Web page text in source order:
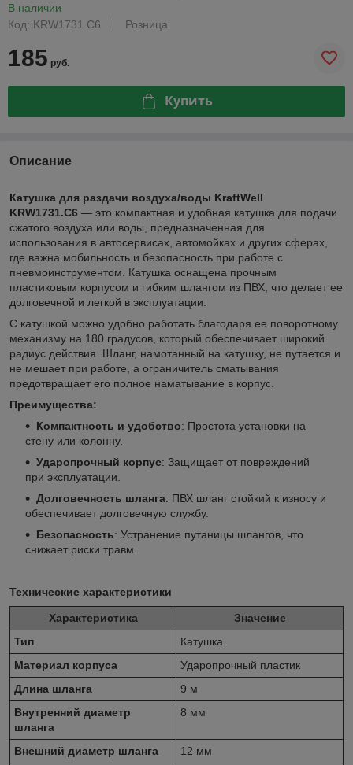
В наличии
Код: KRW1731.C6
Розница
185 руб.
Купить
Описание
Катушка для раздачи воздуха/воды KraftWell
KRW1731.C6 — это компактная и удобная катушка для подачи
сжатого воздуха или воды, предназначенная для
использования в автосервисах, автомойках и других сферах,
где важна мобильность и безопасность при работе с
пневмоинструментом. Катушка оснащена прочным
пластиковым корпусом и гибким шлангом из ПВХ, что делает ее
долговечной и легкой в эксплуатации.
С катушкой можно удобно работать благодаря ее поворотному
механизму на 180 градусов, который обеспечивает широкий
радиус действия. Шланг, намотанный на катушку, не путается и
не мешает при работе, а ограничитель сматывания
предотвращает его полное наматывание в корпус.
Преимущества:
Компактность и удобство: Простота установки на
стену или колонну.
Ударопрочный корпус: Защищает от повреждений
при эксплуатации.
Долговечность шланга: ПВХ шланг стойкий к износу и
обеспечивает долговечную службу.
Безопасность: Устранение путаницы шлангов, что
снижает риски травм.
Технические характеристики
Характеристика
Значение
Тип
Катушка
Материал корпуса
Ударопрочный пластик
Длина шланга
9 м
Внутренний диаметр
шланга
8 мм
Внешний диаметр шланга
12 мм